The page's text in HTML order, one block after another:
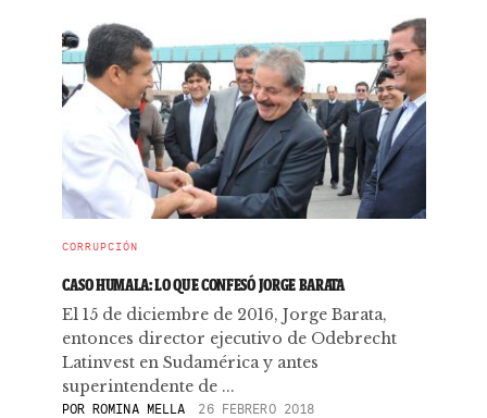
CORRUPCIÓN
CASO HUMALA: LO QUE CONFESÓ JORGE BARATA
El 15 de diciembre de 2016, Jorge Barata,
entonces director ejecutivo de Odebrecht
Latinvest en Sudamérica y antes
superintendente de ...
POR ROMINA MELLA 26 FEBRERO 2018